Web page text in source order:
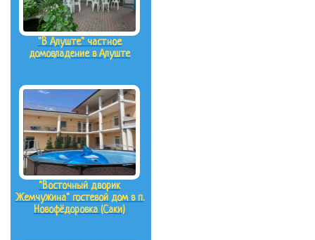
"В Алуште" частное
домовладение в Алуште
"Восточный дворик
Жемчужина" гостевой дом в п.
Новофёдоровка (Саки)